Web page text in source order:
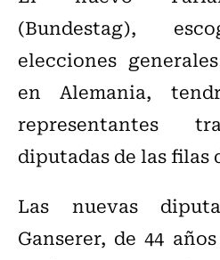
(Bundestag),
elecciones
en Alemania,
representantes
diputadas de las filas
Las nuevas
Ganserer, de 44